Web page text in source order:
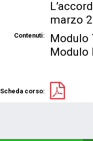
marzo
Contenuti:
Modulo
Modulo
Scheda corso: